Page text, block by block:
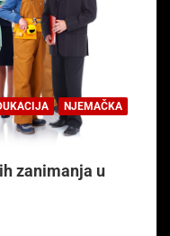
NJEMAČKA
zanimanja u